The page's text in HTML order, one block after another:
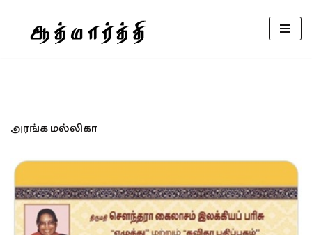
அரங்க மல்லிகா